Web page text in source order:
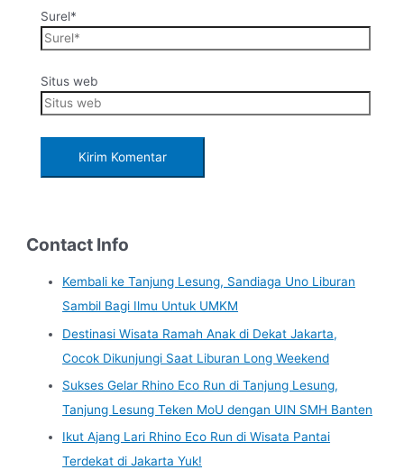
Surel*
Situs web
Contact Info
Kembali ke Tanjung Lesung, Sandiaga Uno Liburan
Sambil Bagi Ilmu Untuk UMKM
Destinasi Wisata Ramah Anak di Dekat Jakarta,
Cocok Dikunjungi Saat Liburan Long Weekend
Sukses Gelar Rhino Eco Run di Tanjung Lesung,
Tanjung Lesung Teken MoU dengan UIN SMH Banten
Ikut Ajang Lari Rhino Eco Run di Wisata Pantai
Terdekat di Jakarta Yuk!